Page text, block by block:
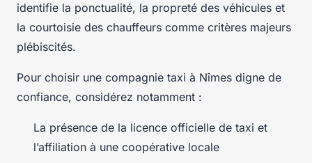
identifie la ponctualité, la propreté des véhicules et
la courtoisie des chauffeurs comme critères majeurs
plébiscités.
Pour choisir une compagnie taxi à Nîmes digne de
confiance, considérez notamment :
La présence de la licence officielle de taxi et
l’affiliation à une coopérative locale